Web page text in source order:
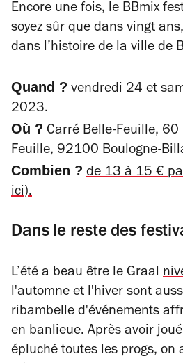
Encore une fois, le BBmix
soyez sûr que dans vingt
dans l’histoire de la ville de
Quand ? vendredi 24 et
2023.
Où ? Carré Belle-Feuille, 60
Feuille, 92100 Boulogne-
Combien ? de 13 à 15 €
ici).
Dans le reste des
L’été a beau être le Graal
l'automne et l'hiver sont
ribambelle d'événements
en banlieue. Après avoir
épluché toutes les progs, on